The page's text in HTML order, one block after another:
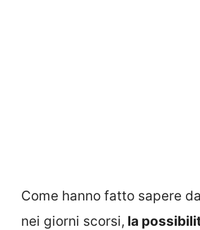
Come hanno fatto sapere da
nei giorni scorsi, la